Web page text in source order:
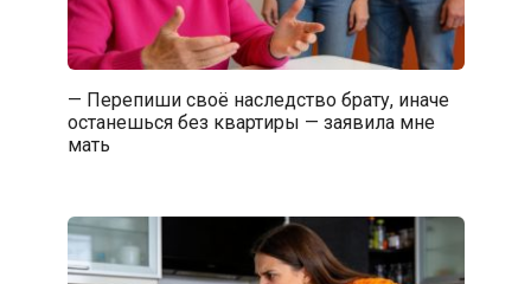
— Перепиши своё наследство брату, иначе
останешься без квартиры — заявила мне
мать